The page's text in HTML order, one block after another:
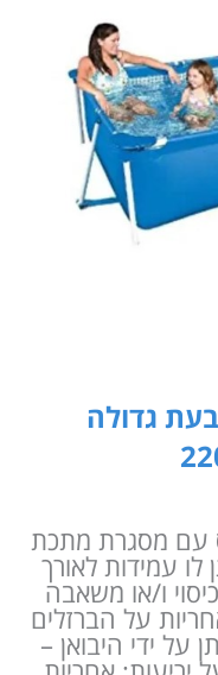
גדולה
עם מסגרת מתכת
לו עמידות לאורך
ו/או משאבה
על הברזלים
על ידי היבואן –